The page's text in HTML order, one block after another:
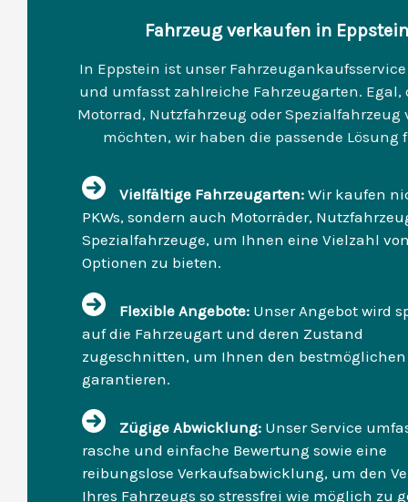
Fahrzeug verkaufen in Eppstein
In Eppstein ist unser
und umfasst zahlreiche Fahrzeugarten. Egal,
Motorrad, Nutzfahrzeug oder Spezialfahrzeug
möchten, wir haben die passende Lösung
Vielfältige Fahrzeugarten: Wir kaufen
PKWs, sondern auch Motorräder,
Spezialfahrzeuge, um Ihnen eine Vielzahl
Optionen zu bieten.
Flexible Angebote: Unser Angebot wird
auf die Fahrzeugart und deren Zustand
zugeschnitten, um Ihnen den bestmöglichen
garantieren.
Zügige Abwicklung: Unser Service
rasche und einfache Bewertung sowie eine
reibungslose Verkaufsabwicklung, um den
Ihres Fahrzeugs so stressfrei wie möglich zu